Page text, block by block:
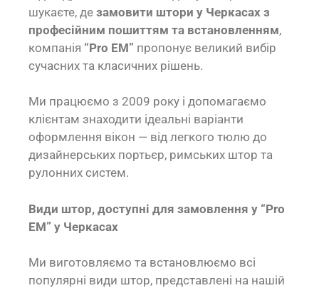
шукаєте, де замовити штори у Черкасах з
професійним пошиттям та встановленням,
компанія “Pro EM” пропонує великий вибір
сучасних та класичних рішень.
Ми працюємо з 2009 року і допомагаємо
клієнтам знаходити ідеальні варіанти
оформлення вікон — від легкого тюлю до
дизайнерських портьєр, римських штор та
рулонних систем.
Види штор, доступні для замовлення у “Pro
EM” у Черкасах
Ми виготовляємо та встановлюємо всі
популярні види штор, представлені на нашій